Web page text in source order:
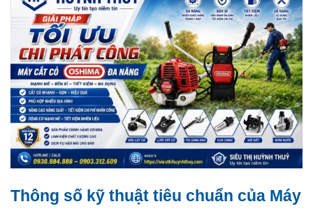
Thông số kỹ thuật tiêu chuẩn của Máy